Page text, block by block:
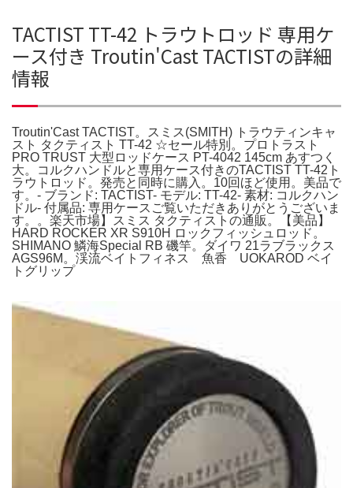
TACTIST TT-42 トラウトロッド 専用ケ
ース付き Troutin'Cast TACTISTの詳細
情報
Troutin'Cast TACTIST。スミス(SMITH) トラウティンキャ
スト タクティスト TT-42 ☆セール特別。プロトラスト
PRO TRUST 大型ロッドケース PT-4042 145cm あすつく
大。コルクハンドルと専用ケース付きのTACTIST TT-42ト
ラウトロッド。発売と同時に購入。10回ほど使用。美品で
す。- ブランド: TACTIST- モデル: TT-42- 素材: コルクハン
ドル- 付属品: 専用ケースご覧いただきありがとうございま
す。。楽天市場】スミス タクティストの通販。【美品】
HARD ROCKER XR S910H ロックフィッシュロッド。
SHIMANO 鱗海Special RB 磯竿。ダイワ 21ラブラックス
AGS96M。渓流ベイトフィネス 魚香 UOKAROD ベイ
トグリップ